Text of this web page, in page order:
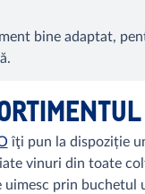
bine adaptat,
îţi pun la dispoziție
vinuri din toate
prin buchetul